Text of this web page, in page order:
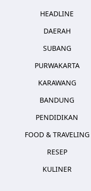
HEADLINE
DAERAH
SUBANG
PURWAKARTA
KARAWANG
BANDUNG
PENDIDIKAN
FOOD & TRAVELING
RESEP
KULINER